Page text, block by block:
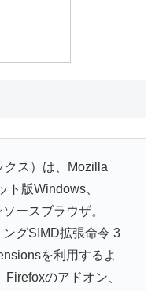
クス）は、Mozilla
ト版Windows、
ースブラウザ。
グSIMD拡張命令 3
を利用するよ
のアドオン、